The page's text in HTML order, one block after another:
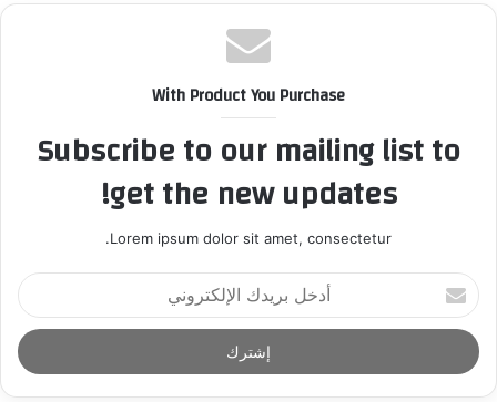
With Product You Purchase
Subscribe to our mailing list to
get the new updates!
Lorem ipsum dolor sit amet, consectetur.
أ
د
خ
ل